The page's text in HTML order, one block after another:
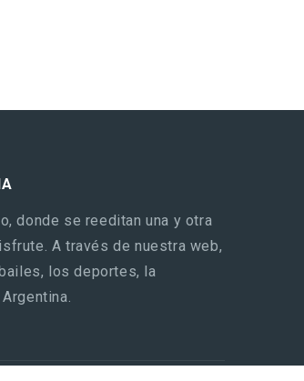
donde se reeditan una y otra
A través de nuestra web,
los deportes, la